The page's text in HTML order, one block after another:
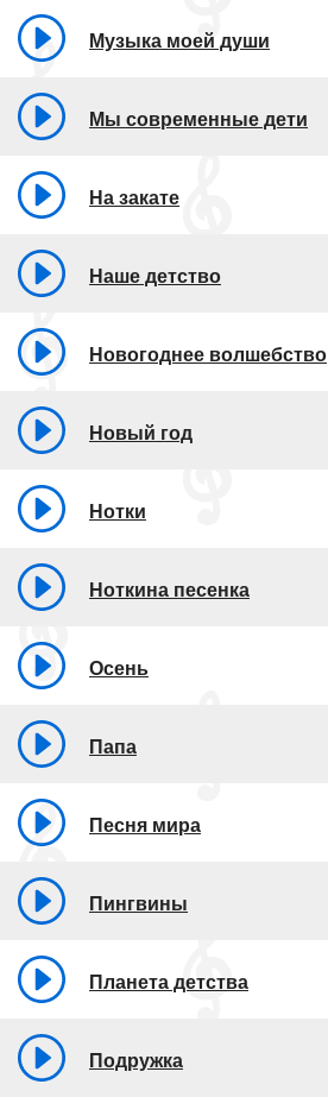
Музыка моей души
Мы современные дети
На закате
Наше детство
Новогоднее волшебство
Новый год
Нотки
Ноткина песенка
Осень
Папа
Песня мира
Пингвины
Планета детства
Подружка